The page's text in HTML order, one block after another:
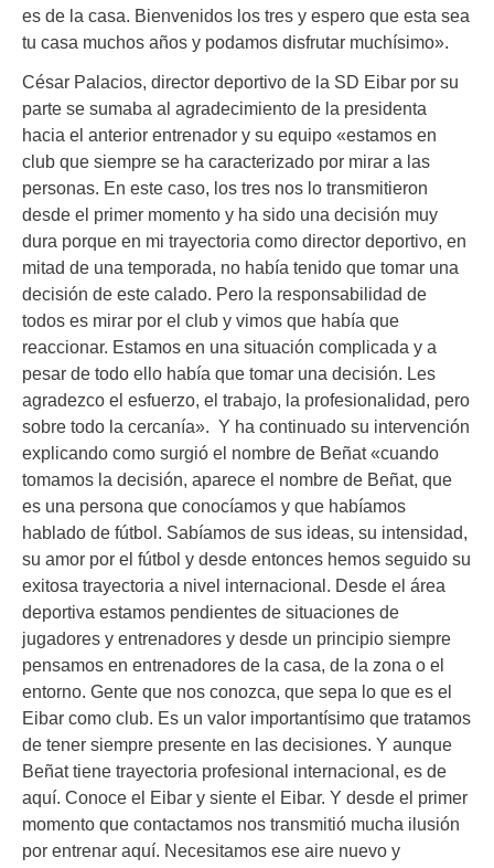
es de la casa. Bienvenidos los tres y espero que esta sea
tu casa muchos años y podamos disfrutar muchísimo».
César Palacios, director deportivo de la SD Eibar por su
parte se sumaba al agradecimiento de la presidenta
hacia el anterior entrenador y su equipo «estamos en
club que siempre se ha caracterizado por mirar a las
personas. En este caso, los tres nos lo transmitieron
desde el primer momento y ha sido una decisión muy
dura porque en mi trayectoria como director deportivo, en
mitad de una temporada, no había tenido que tomar una
decisión de este calado. Pero la responsabilidad de
todos es mirar por el club y vimos que había que
reaccionar. Estamos en una situación complicada y a
pesar de todo ello había que tomar una decisión. Les
agradezco el esfuerzo, el trabajo, la profesionalidad, pero
sobre todo la cercanía». Y ha continuado su intervención
explicando como surgió el nombre de Beñat «cuando
tomamos la decisión, aparece el nombre de Beñat, que
es una persona que conocíamos y que habíamos
hablado de fútbol. Sabíamos de sus ideas, su intensidad,
su amor por el fútbol y desde entonces hemos seguido su
exitosa trayectoria a nivel internacional. Desde el área
deportiva estamos pendientes de situaciones de
jugadores y entrenadores y desde un principio siempre
pensamos en entrenadores de la casa, de la zona o el
entorno. Gente que nos conozca, que sepa lo que es el
Eibar como club. Es un valor importantísimo que tratamos
de tener siempre presente en las decisiones. Y aunque
Beñat tiene trayectoria profesional internacional, es de
aquí. Conoce el Eibar y siente el Eibar. Y desde el primer
momento que contactamos nos transmitió mucha ilusión
por entrenar aquí. Necesitamos ese aire nuevo y